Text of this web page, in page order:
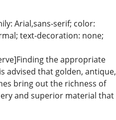
Arial,sans-serif; color:
text-decoration: none;
the appropriate
advised that golden, antique,
bring out the richness of
and superior material that